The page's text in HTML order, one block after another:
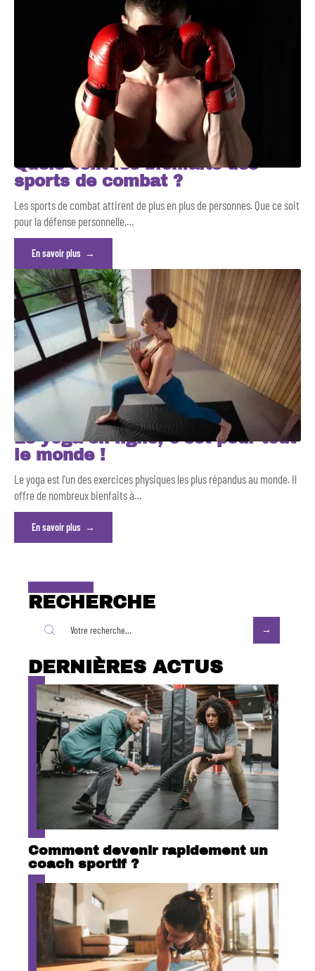
Quels sont les bienfaits des
sports de combat ?
Les sports de combat attirent de plus en plus de personnes. Que ce soit
pour la défense personnelle,…
En savoir plus
Le yoga en ligne, c’est pour tout
le monde !
Le yoga est l’un des exercices physiques les plus répandus au monde. Il
offre de nombreux bienfaits à…
En savoir plus
RECHERCHE
DERNIÈRES ACTUS
Comment devenir rapidement un
coach sportif ?